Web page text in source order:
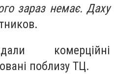
зараз немає. Даху
комерційні
поблизу ТЦ.